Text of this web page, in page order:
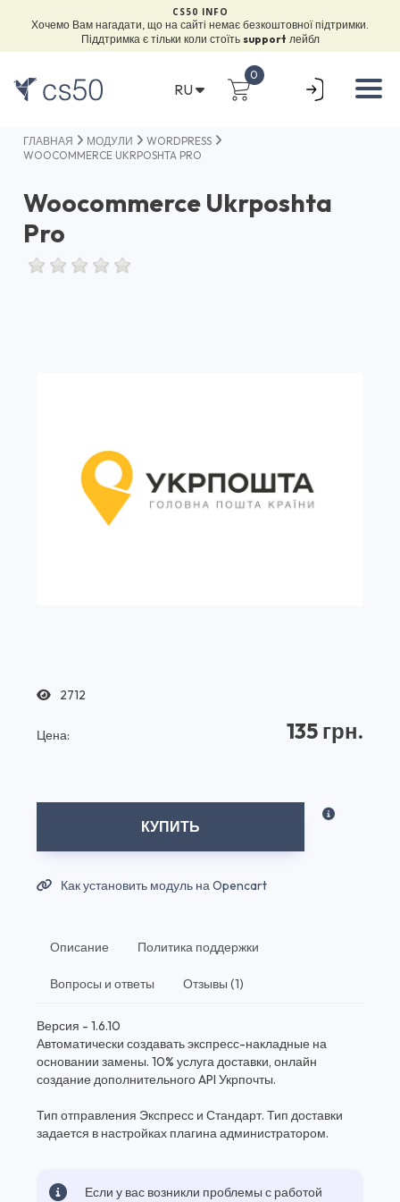
CS50 INFO
Хочемо Вам нагадати, що на сайті немає безкоштовної підтримки.
Піддтримка є тільки коли стоїть support лейбл
RU
0
ГЛАВНАЯ МОДУЛИ
WORDPRESS
WOOCOMMERCE UKRPOSHTA PRO
Woocommerce Ukrposhta
Pro
2712
Цена: 135 грн.
КУПИТЬ
Как установить модуль на Opencart
Описание Политика поддержки
Вопросы и ответы Отзывы (1)
Версия - 1.6.10
Автоматически создавать экспресс-накладные на
основании замены. 10% услуга доставки, онлайн
создание дополнительного API Укрпочты.
Тип отправления Экспресс и Стандарт. Тип доставки
задается в настройках плагина администратором.
Если у вас возникли проблемы с работой